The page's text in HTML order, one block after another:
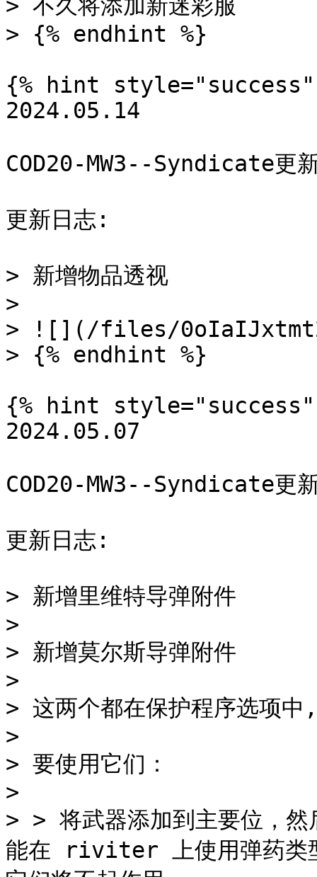
> 不久将添加新迷彩服
> {% endhint %}
{% hint style="success"
2024.05.14
COD20-MW3--Syndicate更
更新日志:
> 新增物品透视
>
> ![](/files/
> {% endhint %}
{% hint style="success"
2024.05.07
COD20-MW3--Syndicate更
更新日志:
> 新增里维特导弹附件
>
> 新增莫尔斯导弹附件
>
> 这两个都在保护程序选项中
>
> 要使用它们：
>
> > 将武器添加到主要位，
能在 riviter 上使用弹药类